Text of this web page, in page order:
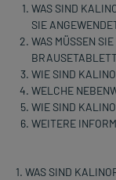
WAS SIND
SIE
WAS MÜSSEN
WIE SIND
WELCHE
WIE SIND
WEITERE
1. WAS SIND